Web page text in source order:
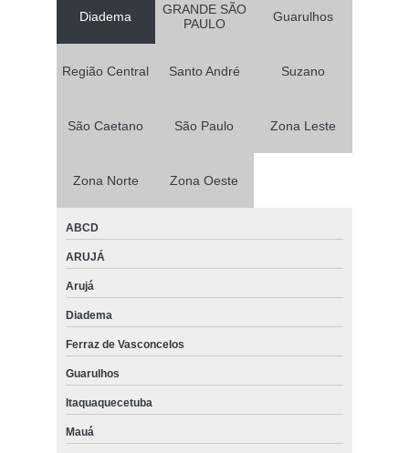
Diadema
GRANDE SÃO
PAULO
Guarulhos
Região Central Santo André Suzano
São Caetano São Paulo Zona Leste
Zona Norte Zona Oeste
ABCD
ARUJÁ
Arujá
Diadema
Ferraz de Vasconcelos
Guarulhos
Itaquaquecetuba
Mauá